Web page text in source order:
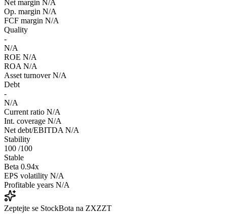
Net margin N/A
Op. margin N/A
FCF margin N/A
Quality
-
N/A
ROE N/A
ROA N/A
Asset turnover N/A
Debt
-
N/A
Current ratio N/A
Int. coverage N/A
Net debt/EBITDA N/A
Stability
100 /100
Stable
Beta 0.94x
EPS volatility N/A
Profitable years N/A
Zeptejte se StockBota na ZXZZT